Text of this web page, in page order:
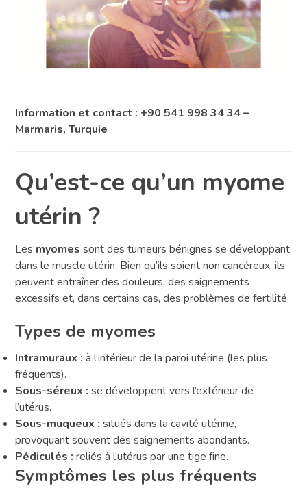
Information et contact : +90 541 998 34 34 –
Marmaris, Turquie
Qu’est-ce qu’un myome
utérin ?
Les myomes sont des tumeurs bénignes se développant
dans le muscle utérin. Bien qu’ils soient non cancéreux, ils
peuvent entraîner des douleurs, des saignements
excessifs et, dans certains cas, des problèmes de fertilité.
Types de myomes
Intramuraux : à l’intérieur de la paroi utérine (les plus
fréquents).
Sous-séreux : se développent vers l’extérieur de
l’utérus.
Sous-muqueux : situés dans la cavité utérine,
provoquant souvent des saignements abondants.
Pédiculés : reliés à l’utérus par une tige fine.
Symptômes les plus fréquents